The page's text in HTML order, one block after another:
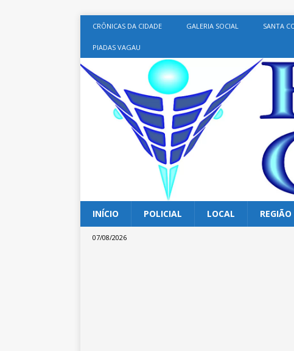
CRÔNICAS DA CIDADE GALERIA SOCIAL SANTA
PIADAS VAGAU
INÍCIO POLICIAL LOCAL REGIÃO
07/08/2026